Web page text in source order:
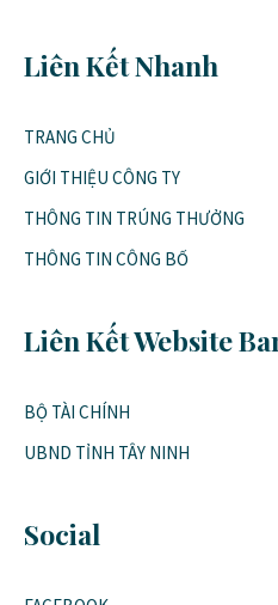
Liên Kết Nhanh
TRANG CHỦ
GIỚI THIỆU CÔNG TY
THÔNG TIN TRÚNG THƯỞNG
THÔNG TIN CÔNG BỐ
Liên Kết Website
BỘ TÀI CHÍNH
UBND TỈNH TÂY NINH
Social